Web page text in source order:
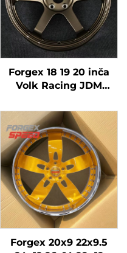
Forgex 18 19 20 inča
Volk Racing JDM
Brončana Krom 5x120
5x114.3 5x112 TE37
Legura Kovani
Aluminij Auto Felge
Forgex 20x9 22x9.5